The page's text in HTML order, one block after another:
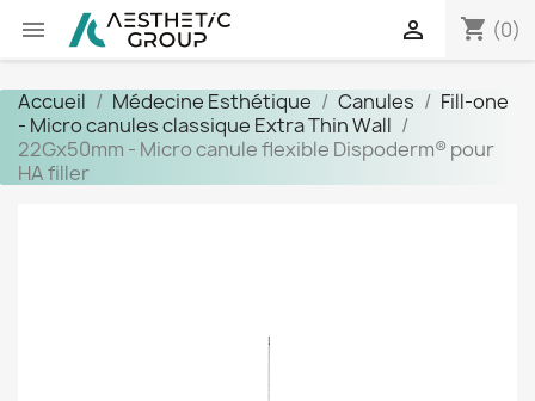
 shopping_cart (0)

Accueil Médecine Esthétique Canules
Fill-one
- Micro canules classique Extra Thin Wall
22Gx50mm - Micro canule flexible Dispoderm® pour
HA filler